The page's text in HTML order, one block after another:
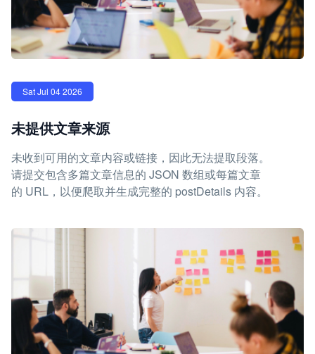
Sat Jul 04 2026
未提供文章来源
未收到可用的文章内容或链接，因此无法提取段落。
请提交包含多篇文章信息的 JSON 数组或每篇文章
的 URL，以便爬取并生成完整的 postDetails 内容。